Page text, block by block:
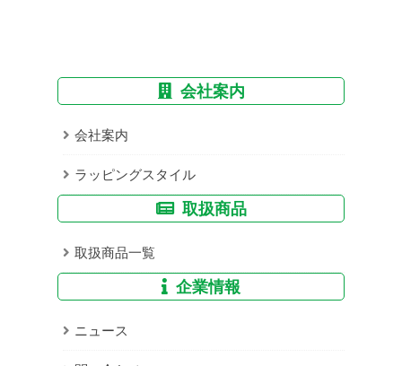
会社案内
会社案内
ラッピングスタイル
取扱商品
取扱商品一覧
企業情報
ニュース